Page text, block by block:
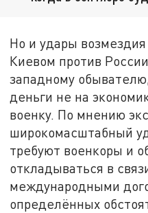
Но и удары
Киевом против
западному
деньги не на
военку. По мнению
широкомасштабный
требуют военкоры и
откладываться в
международными
определённых